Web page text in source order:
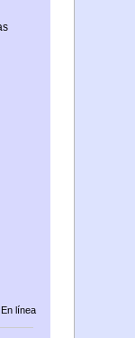
En línea